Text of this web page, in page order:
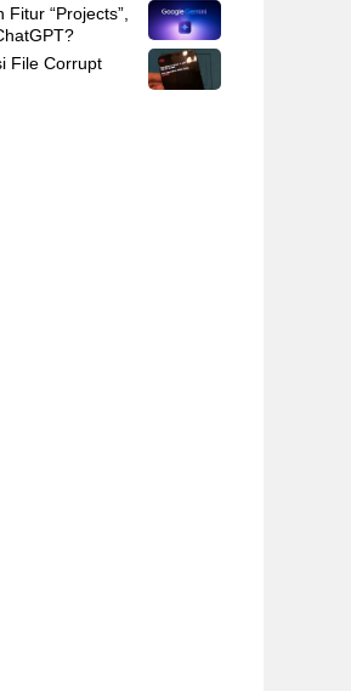
“Projects”,
File Corrupt